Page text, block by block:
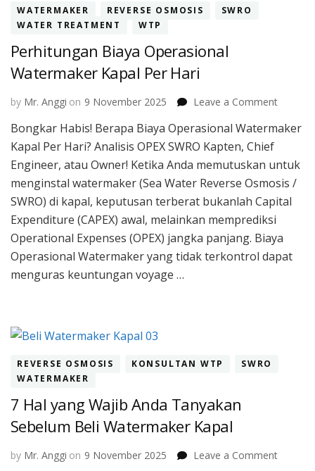
WATERMAKER REVERSE OSMOSIS
SWRO
WATER TREATMENT
WTP
Perhitungan Biaya Operasional
Watermaker Kapal Per Hari
by Mr. Anggi on 9 November 2025 Leave a Commenton
Biaya
Per
Hari
Bongkar Habis! Berapa Biaya Operasional Watermaker
Kapal Per Hari? Analisis OPEX SWRO Kapten, Chief
Engineer, atau Owner! Ketika Anda memutuskan untuk
menginstal watermaker (Sea Water Reverse Osmosis /
SWRO) di kapal, keputusan terberat bukanlah Capital
Expenditure (CAPEX) awal, melainkan memprediksi
Operational Expenses (OPEX) jangka panjang. Biaya
Operasional Watermaker yang tidak terkontrol dapat
menguras keuntungan voyage …
REVERSE OSMOSIS KONSULTAN WTP
SWRO
WATERMAKER
7 Hal yang Wajib Anda Tanyakan
Sebelum Beli Watermaker Kapal
by Mr. Anggi on 9 November 2025 Leave a Commenton